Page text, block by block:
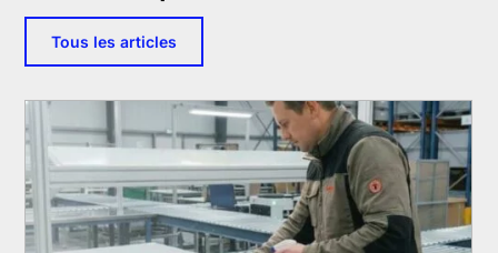
Tous les articles